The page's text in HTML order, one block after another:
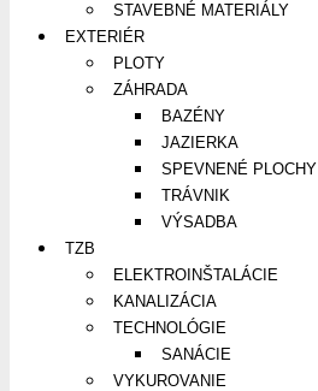
STAVEBNÉ MATERIÁLY
EXTERIÉR
PLOTY
ZÁHRADA
BAZÉNY
JAZIERKA
SPEVNENÉ PLOCHY
TRÁVNIK
VÝSADBA
TZB
ELEKTROINŠTALÁCIE
KANALIZÁCIA
TECHNOLÓGIE
SANÁCIE
VYKUROVANIE